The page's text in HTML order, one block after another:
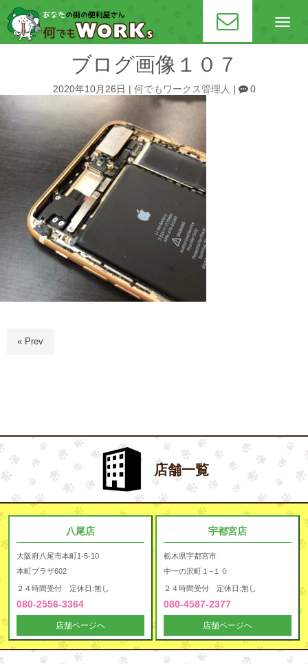
N
v
ブログ画像１０７
2020年10月26日 何でもワークス管理人 0
« Prev
店舗一覧
八尾店
大阪府八尾市本町1-5-10
本町プラザ602
２４時間受付 定休日:無し
080-2556-3364
店舗ページへ
宇都宮店
栃木県宇都宮市
中一の沢町１−１０
２４時間受付 定休日:無し
080-4587-2377
店舗ページへ